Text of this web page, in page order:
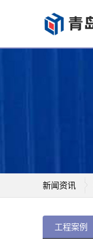
新闻资讯
工程案例